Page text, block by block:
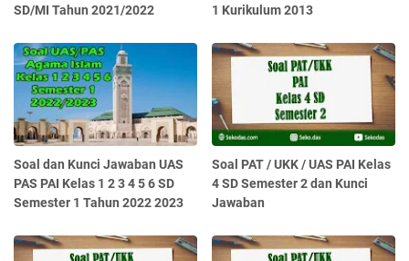
SD/MI Tahun 2021/2022
1 Kurikulum 2013
Soal dan Kunci Jawaban UAS
PAS PAI Kelas 1 2 3 4 5 6 SD
Semester 1 Tahun 2022 2023
Soal PAT / UKK / UAS PAI Kelas
4 SD Semester 2 dan Kunci
Jawaban